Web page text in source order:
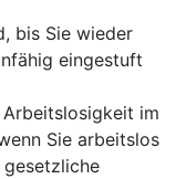
bis Sie wieder
eingestuft
Arbeitslosigkeit im
Sie arbeitslos